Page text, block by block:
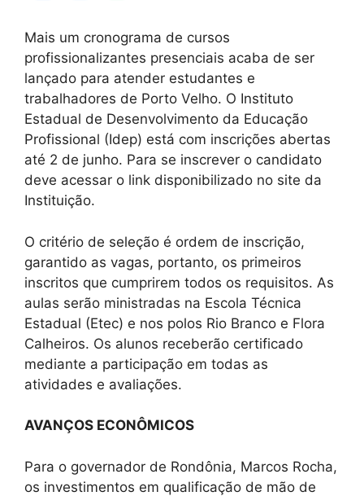
Mais um cronograma de cursos
profissionalizantes presenciais acaba de ser
lançado para atender estudantes e
trabalhadores de Porto Velho. O Instituto
Estadual de Desenvolvimento da Educação
Profissional (Idep) está com inscrições abertas
até 2 de junho. Para se inscrever o candidato
deve acessar o link disponibilizado no site da
Instituição.
O critério de seleção é ordem de inscrição,
garantido as vagas, portanto, os primeiros
inscritos que cumprirem todos os requisitos. As
aulas serão ministradas na Escola Técnica
Estadual (Etec) e nos polos Rio Branco e Flora
Calheiros. Os alunos receberão certificado
mediante a participação em todas as
atividades e avaliações.
AVANÇOS ECONÔMICOS
Para o governador de Rondônia, Marcos Rocha,
os investimentos em qualificação de mão de